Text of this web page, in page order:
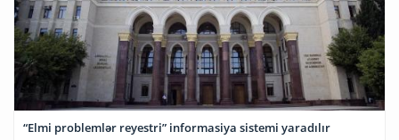
“Elmi problemlər reyestri” informasiya sistemi yaradılır